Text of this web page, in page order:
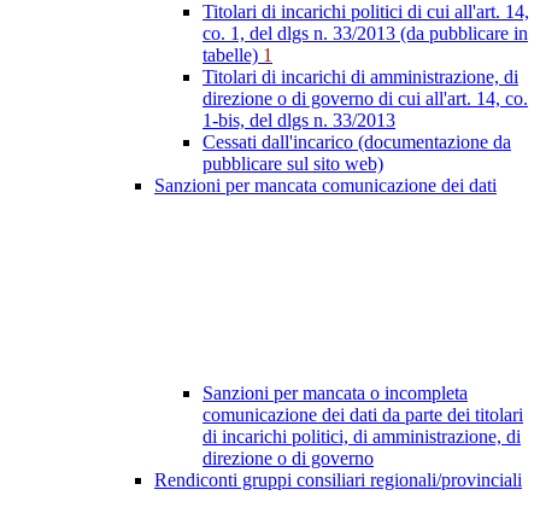
Titolari di incarichi politici di cui all'art. 14,
co. 1, del dlgs n. 33/2013 (da pubblicare in
tabelle) 1
Titolari di incarichi di amministrazione, di
direzione o di governo di cui all'art. 14, co.
1-bis, del dlgs n. 33/2013
Cessati dall'incarico (documentazione da
pubblicare sul sito web)
Sanzioni per mancata comunicazione dei dati
Sanzioni per mancata o incompleta
comunicazione dei dati da parte dei titolari
di incarichi politici, di amministrazione, di
direzione o di governo
Rendiconti gruppi consiliari regionali/provinciali